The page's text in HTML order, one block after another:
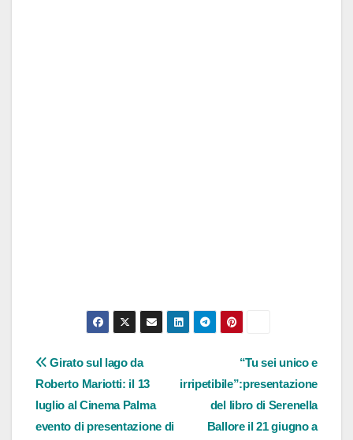
Navigazione
articoli
“Tu sei unico e
irripetibile”:presentazione
del libro di Serenella
Ballore il 21 giugno a
Girato sul lago da
Roberto Mariotti: il 13
luglio al Cinema Palma
evento di presentazione di